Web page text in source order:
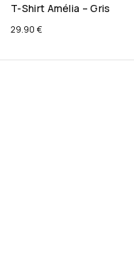
T-Shirt Amélia – Gris
29.90 €